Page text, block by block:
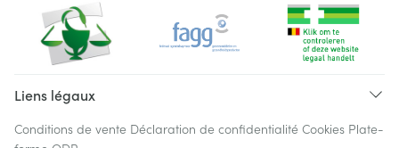
Liens légaux
Conditions de vente Déclaration de confidentialité Cookies Plate-